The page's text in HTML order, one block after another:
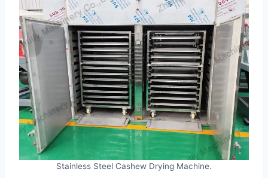
Stainless Steel Cashew Drying Machine.